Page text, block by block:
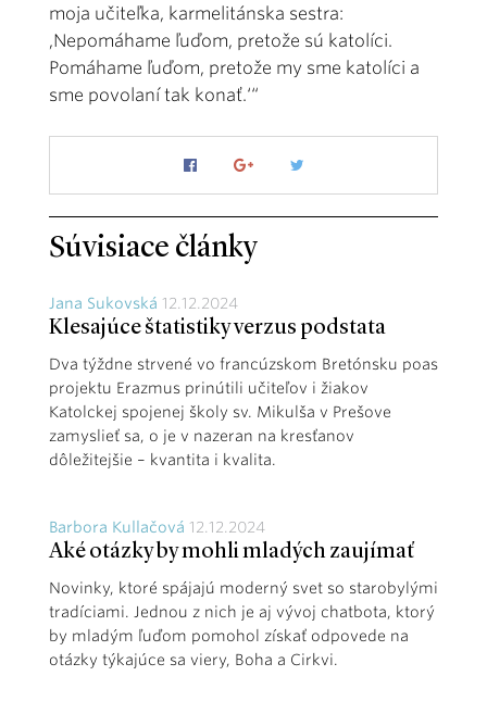
moja učiteľka, karmelitánska sestra:
,Nepomáhame ľuďom, pretože sú katolíci.
Pomáhame ľuďom, pretože my sme katolíci a
sme povolaní tak konať.‘“
Súvisiace články
Jana Sukovská 12.12.2024
Klesajúce štatistiky verzus podstata
Dva týždne strvené vo francúzskom Bretónsku poas
projektu Erazmus prinútili učiteľov i žiakov
Katolckej spojenej školy sv. Mikulša v Prešove
zamyslieť sa, o je v nazeran na kresťanov
dôležitejšie – kvantita i kvalita.
Barbora Kullačová 12.12.2024
Aké otázky by mohli mladých zaujímať
Novinky, ktoré spájajú moderný svet so starobylými
tradíciami. Jednou z nich je aj vývoj chatbota, ktorý
by mladým ľuďom pomohol získať odpovede na
otázky týkajúce sa viery, Boha a Cirkvi.